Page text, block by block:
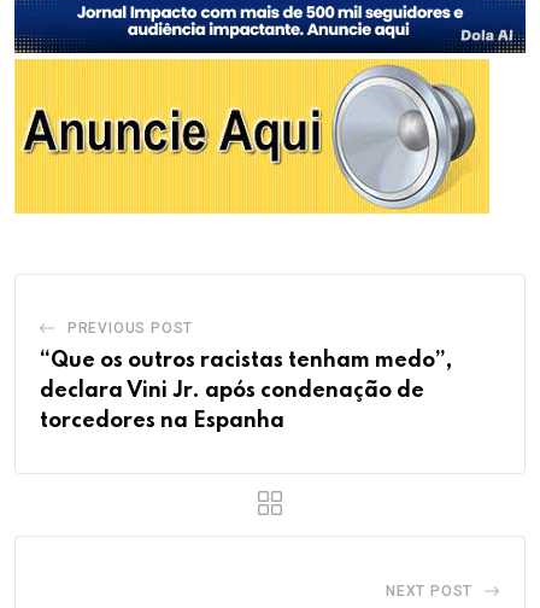
PREVIOUS POST
“Que os outros racistas tenham medo”,
declara Vini Jr. após condenação de
torcedores na Espanha
NEXT POST